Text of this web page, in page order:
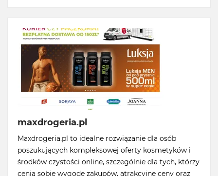
maxdrogeria.pl
Maxdrogeria.pl to idealne rozwiązanie dla osób
poszukujących kompleksowej oferty kosmetyków i
środków czystości online, szczególnie dla tych, którzy
cenią sobie wygodę zakupów, atrakcyjne ceny oraz